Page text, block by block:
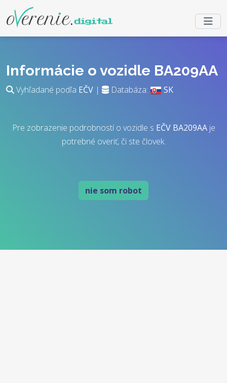
Informácie o vozidle BA209AA
Vyhľadané podľa EČV | Databáza: SK
Pre zobrazenie podrobností o vozidle s EČV BA209AAje
potrebné overiť, či ste človek.
nie som robot